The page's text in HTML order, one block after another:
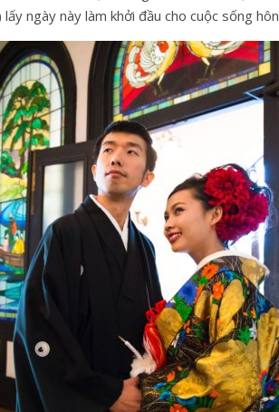
ngày này làm khởi đầu cho cuộc sống